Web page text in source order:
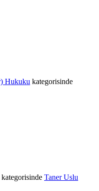
Hukuku kategorisinde
kategorisinde Taner Uslu